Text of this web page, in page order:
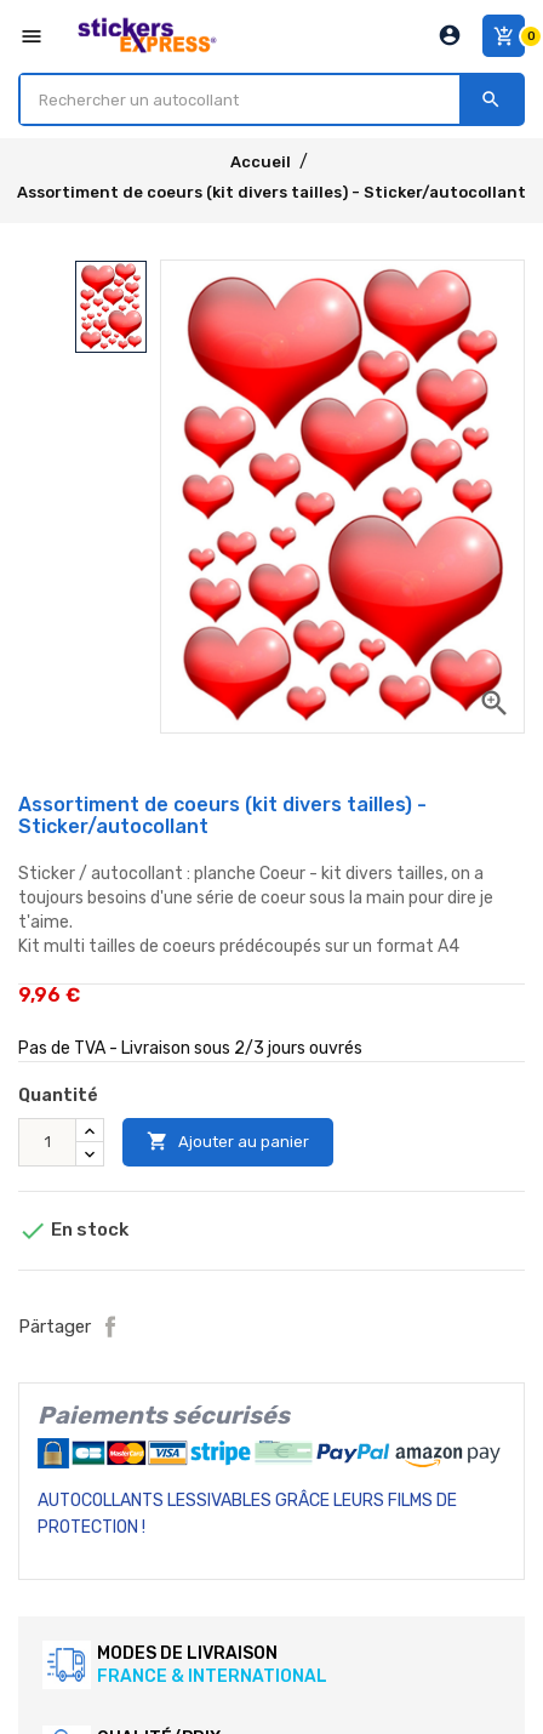
menu add_shopping_cart 0
account_circle
search
Accueil
Assortiment de coeurs (kit divers tailles) - Sticker/autocollant
zoom_in
Assortiment de coeurs (kit divers tailles) -
Sticker/autocollant
Sticker / autocollant : planche Coeur - kit divers tailles, on a
toujours besoins d'une série de coeur sous la main pour dire je
t'aime.
Kit multi tailles de coeurs prédécoupés sur un format A4
9,96 €
Pas de TVA - Livraison sous 2/3 jours ouvrés
Quantité
 Ajouter au panier
 En stock
Pärtager
Paiements sécurisés
AUTOCOLLANTS LESSIVABLES GRÂCE LEURS FILMS DE
PROTECTION !
MODES DE LIVRAISON
FRANCE & INTERNATIONAL